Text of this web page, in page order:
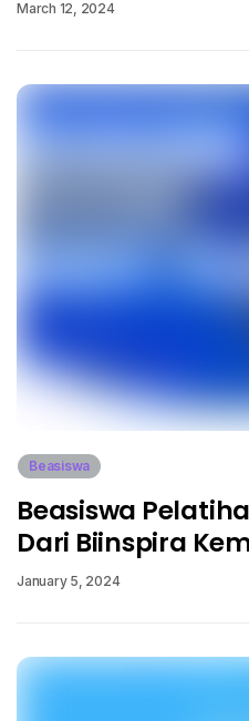
March 12, 2024
Beasiswa
Beasiswa
Dari Biinspira
January 5, 2024